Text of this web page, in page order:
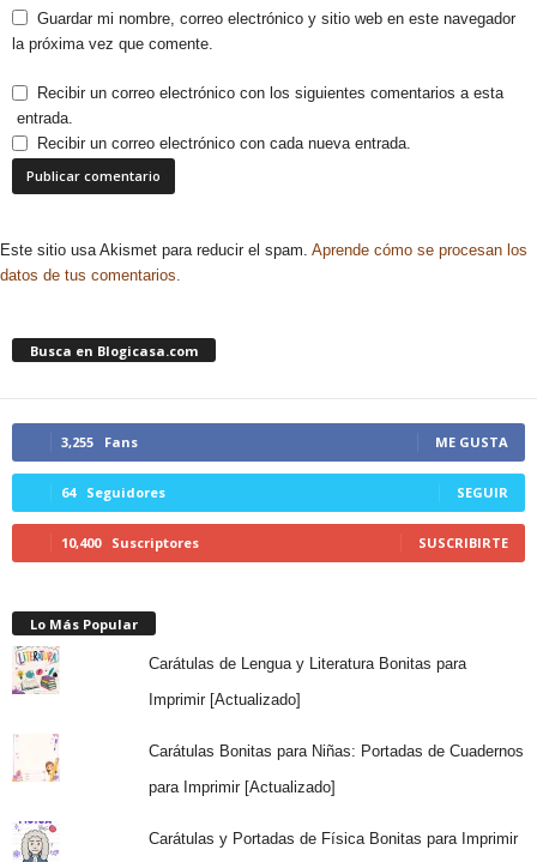
Guardar mi nombre, correo electrónico y sitio web en este navegador
la próxima vez que comente.
Recibir un correo electrónico con los siguientes comentarios a esta
entrada.
Recibir un correo electrónico con cada nueva entrada.
Este sitio usa Akismet para reducir el spam. Aprende cómo se procesan los
datos de tus comentarios.
Busca en Blogicasa.com
3,255 Fans ME GUSTA
64 Seguidores SEGUIR
10,400 Suscriptores SUSCRIBIRTE
Lo Más Popular
Carátulas de Lengua y Literatura Bonitas para
Imprimir [Actualizado]
Carátulas Bonitas para Niñas: Portadas de Cuadernos
para Imprimir [Actualizado]
Carátulas y Portadas de Física Bonitas para Imprimir